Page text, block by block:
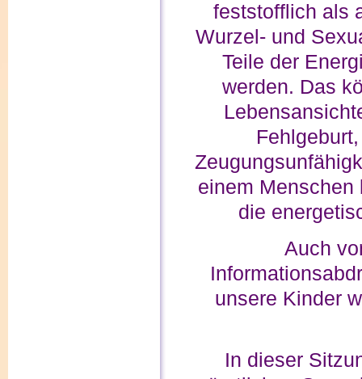
feststofflich als
Wurzel- und
Teile der
werden. Das
einem Menschen
die
Auch
unsere Kinder
In dieser